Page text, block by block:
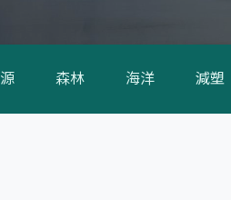
森林 海洋 減塑